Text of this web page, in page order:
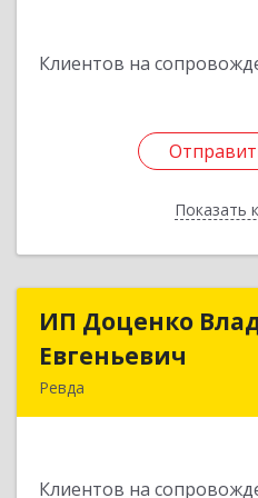
Клиентов на
Показать
ИП Доценко
Евгеньевич
Ревда
Клиентов на
ИП